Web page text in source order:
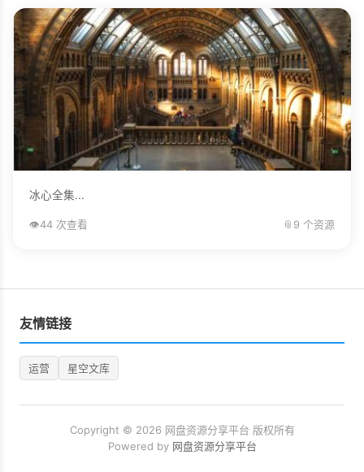
冰心全集...
👁️44 次查看 📎 9 个资源
友情链接
运营 星空文库
Copyright © 2026 网盘资源分享平台 版权所有
Powered by 网盘资源分享平台